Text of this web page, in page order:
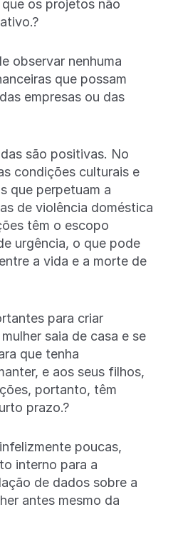
os projetos não
observar nenhuma
que possam
empresas ou das
são positivas. No
condições culturais e
que perpetuam a
de violência doméstica
têm o escopo
urgência, o que pode
a vida e a morte de
para criar
saia de casa e se
que tenha
e aos seus filhos,
portanto, têm
prazo.?
poucas,
interno para a
de dados sobre a
antes mesmo da